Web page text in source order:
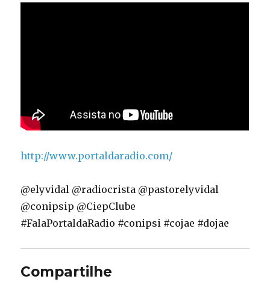
http://www.portaldaradio.com/
@elyvidal @radiocrista @pastorelyvidal
@conipsip @CiepClube
#FalaPortaldaRadio #conipsi #cojae #dojae
Compartilhe